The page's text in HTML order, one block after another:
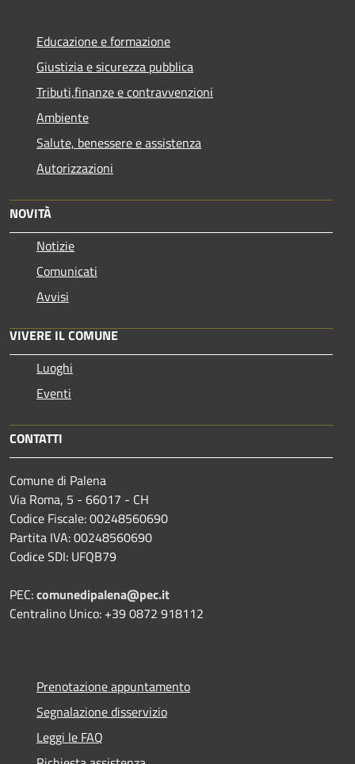
Educazione e formazione
Giustizia e sicurezza pubblica
Tributi,finanze e contravvenzioni
Ambiente
Salute, benessere e assistenza
Autorizzazioni
NOVITÀ
Notizie
Comunicati
Avvisi
VIVERE IL COMUNE
Luoghi
Eventi
CONTATTI
Comune di Palena
Via Roma, 5 - 66017 - CH
Codice Fiscale: 00248560690
Partita IVA: 00248560690
Codice SDI: UFQB79
PEC:comunedipalena@pec.it
Centralino Unico: +39 0872 918112
Prenotazione appuntamento
Segnalazione disservizio
Leggi le FAQ